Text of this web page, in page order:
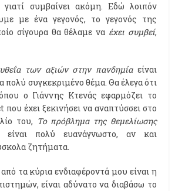
γιατί συμβαίνει ακόμη. Εδώ λοιπόν
με ένα γεγονός, το γεγονός της
σίγουρα θα θέλαμε να έχει συμβεί,
των αξιών στην πανδημίαείναι
πολύ συγκεκριμένο θέμα. Θα έλεγα ότι
ο Γιάννης Κτενάς εφαρμόζει το
έχει ξεκινήσει να αναπτύσσει στο
του, Το πρόβλημα της θεμελίωσης
πολύ ευανάγνωστο, αν και
ζητήματα.
τα κύρια ενδιαφέροντά μου είναι η
είναι αδύνατο να διαβάσω το